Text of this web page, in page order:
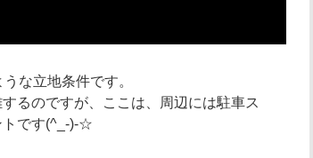
な立地条件です。
るのですが、ここは、周辺には駐車ス
トです(^_-)-☆